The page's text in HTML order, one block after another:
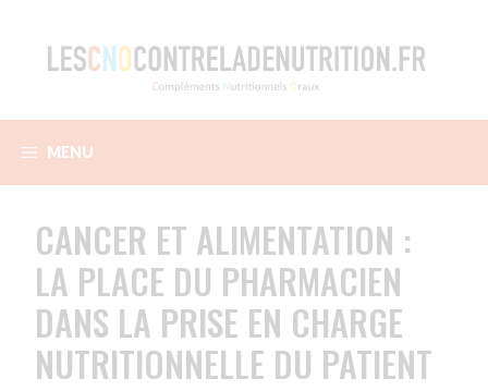
contenu
MENU
CANCER ET ALIMENTATION :
LA PLACE DU PHARMACIEN
DANS LA PRISE EN CHARGE
NUTRITIONNELLE DU PATIENT